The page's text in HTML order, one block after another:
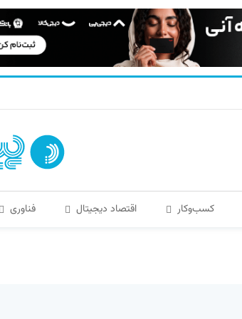
کسب‌و‌کار اقتصاد دیجیتال فناوری